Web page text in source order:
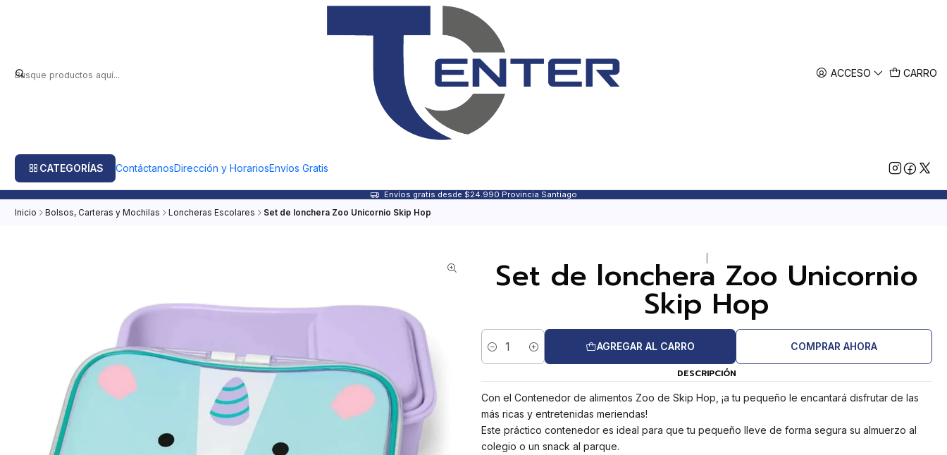
ACCESO CARRO
CATEGORÍAS ContáctanosDirección y HorariosEnvíos Gratis
Envíos gratis desde $24.990 Provincia Santiago
Inicio Bolsos, Carteras y Mochilas Loncheras Escolares Set de lonchera Zoo Unicornio Skip Hop
Set de lonchera Zoo Unicornio
Skip Hop
Cantidad
AGREGAR AL CARRO COMPRAR AHORA
DESCRIPCIÓN
Con el Contenedor de alimentos Zoo de Skip Hop, ¡a tu pequeño le encantará disfrutar de las
más ricas y entretenidas meriendas!
Este práctico contenedor es ideal para que tu pequeño lleve de forma segura su almuerzo al
colegio o un snack al parque.